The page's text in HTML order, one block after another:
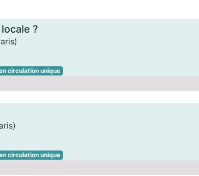
?
)
circulation unique
)
circulation unique